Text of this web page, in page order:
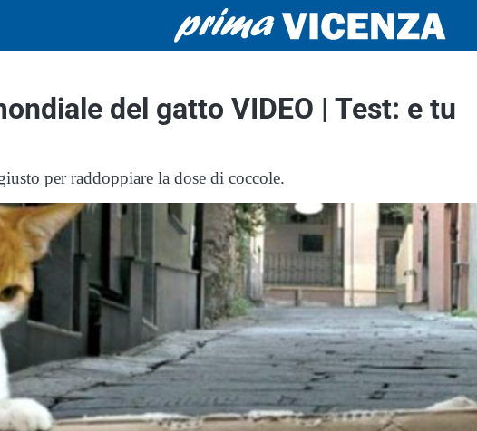
del gatto VIDEO | Test: e tu
per raddoppiare la dose di coccole.